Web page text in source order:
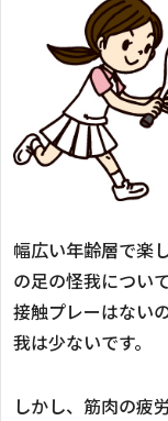
幅広い年齢層で楽
の足の怪我につい
接触プレーはない
我は少ないです。
しかし、筋肉の疲